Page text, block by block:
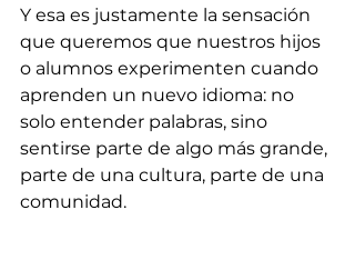
Y esa es justamente la sensación
que queremos que nuestros hijos
o alumnos experimenten cuando
aprenden un nuevo idioma: no
solo entender palabras, sino
sentirse parte de algo más grande,
parte de una cultura, parte de una
comunidad.